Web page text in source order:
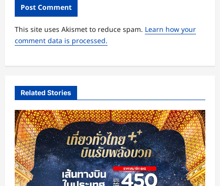
This site uses Akismet to reduce spam. Learn how your
comment data is processed.
Related Stories